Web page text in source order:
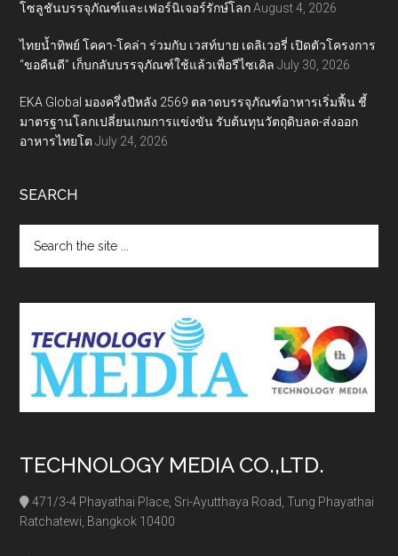
โซลูชันบรรจุภัณฑ์และเฟอร์นิเจอร์รักษ์โลก August 4, 2026
ไทยน้ำทิพย์ โคคา-โคล่า ร่วมกับ เวสท์บาย เดลิเวอรี่ เปิดตัวโครงการ
“ขอคืนดี” เก็บกลับบรรจุภัณฑ์ใช้แล้วเพื่อรีไซเคิล July 30, 2026
EKA Global มองครึ่งปีหลัง 2569 ตลาดบรรจุภัณฑ์อาหารเริ่มฟื้น ชี้
มาตรฐานโลกเปลี่ยนเกมการแข่งขัน รับต้นทุนวัตถุดิบลด-ส่งออก
อาหารไทยโต July 24, 2026
SEARCH
the
TECHNOLOGY MEDIA CO.,LTD.
471/3-4 Phayathai Place, Sri-Ayutthaya Road, Tung Phayathai
Ratchatewi, Bangkok 10400